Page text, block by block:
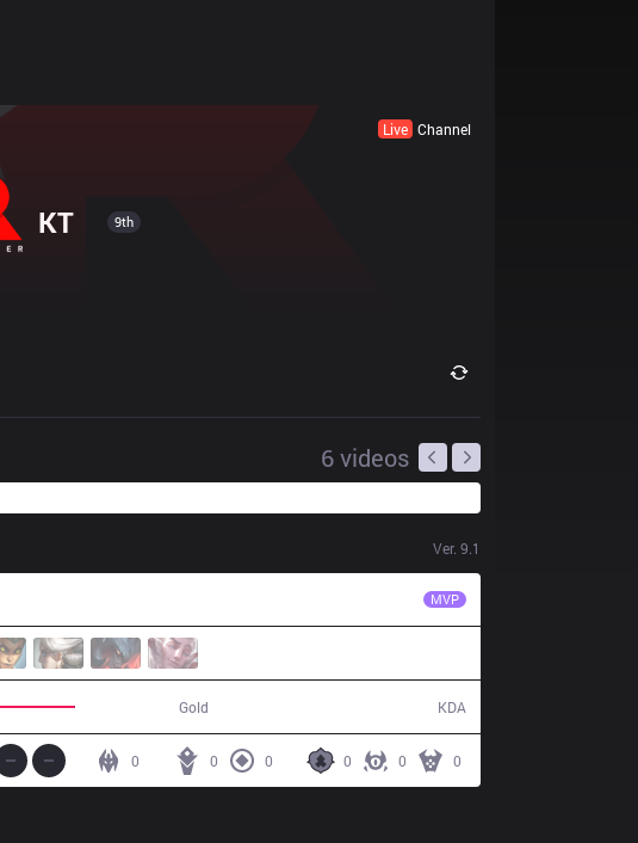
Live Channel
KT 9th
6videos
Ver. 9.1
MVP
Gold KDA
0 0 0
0 0
0